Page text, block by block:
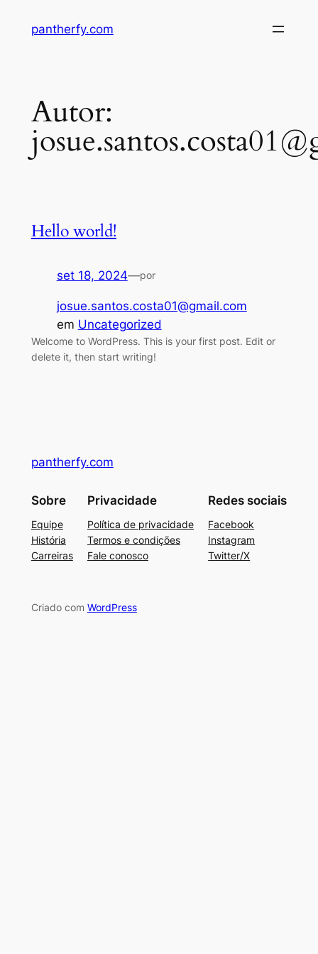
pantherfy.com
Autor:
Hello world!
set 18, 2024—por
josue.santos.costa01@gmail.com
em Uncategorized
Welcome to WordPress. This is your first post. Edit or
delete it, then start writing!
pantherfy.com
Sobre
Equipe
História
Carreiras
Privacidade
Política de privacidade
Termos e condições
Fale conosco
Redes sociais
Facebook
Instagram
Twitter/X
Criado com WordPress